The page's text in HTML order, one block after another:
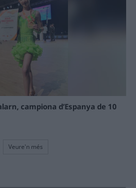
campiona d’Espanya de 10
Veure'n més